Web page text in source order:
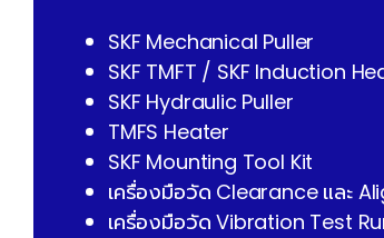
SKF Mechanical Puller
SKF TMFT / SKF Induction
SKF Hydraulic Puller
TMFS Heater
SKF Mounting Tool Kit
เครื่องมือวัด Clearance และ
เครื่องมือวัด Vibration Test